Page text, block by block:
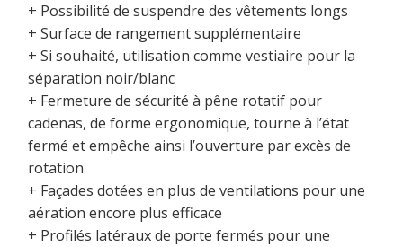
+ Possibilité de suspendre des vêtements longs
+ Surface de rangement supplémentaire
+ Si souhaité, utilisation comme vestiaire pour la
séparation noir/blanc
+ Fermeture de sécurité à pêne rotatif pour
cadenas, de forme ergonomique, tourne à l’état
fermé et empêche ainsi l’ouverture par excès de
rotation
+ Façades dotées en plus de ventilations pour une
aération encore plus efficace
+ Profilés latéraux de porte fermés pour une